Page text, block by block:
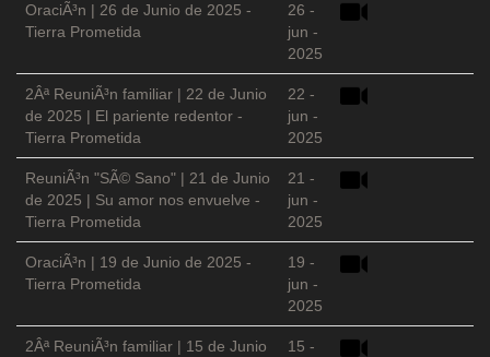
OraciÃ³n | 26 de Junio de 2025 -
Tierra Prometida
26 -
jun -
2025
2Âª ReuniÃ³n familiar | 22 de Junio
de 2025 | El pariente redentor -
Tierra Prometida
22 -
jun -
2025
ReuniÃ³n "SÃ© Sano" | 21 de Junio
de 2025 | Su amor nos envuelve -
Tierra Prometida
21 -
jun -
2025
OraciÃ³n | 19 de Junio de 2025 -
Tierra Prometida
19 -
jun -
2025
2Âª ReuniÃ³n familiar | 15 de Junio
15 -